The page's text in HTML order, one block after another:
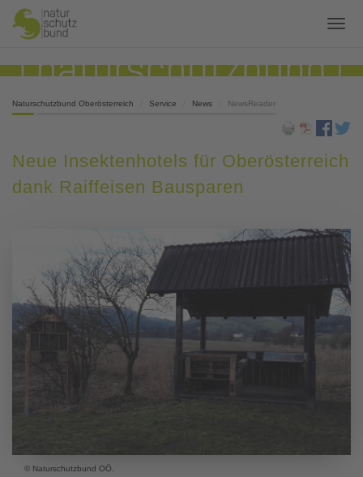
Naturschutzbund Oberösterreich Service News NewsReader
Neue Insektenhotels für Oberösterreich
dank Raiffeisen Bausparen
© Naturschutzbund OÖ.